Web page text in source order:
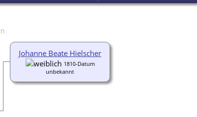
Johanne Beate Hielscher
1810-Datum
unbekannt